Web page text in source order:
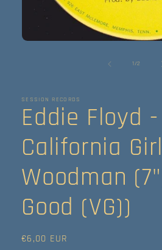
ventana
modal
1/de2
SESSION RECORDS
Eddie Floyd -
California
Woodman
Good (VG))
Precio
€6,00 EUR